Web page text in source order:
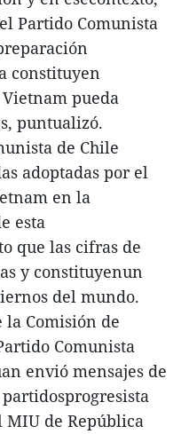
Partido Comunista
constituyen
pueda
puntualizó.
de Chile
adoptadas por el
en la
esta
que las cifras de
y constituyenun
del mundo.
la Comisión de
Comunista
envió mensajes de
MIU de República